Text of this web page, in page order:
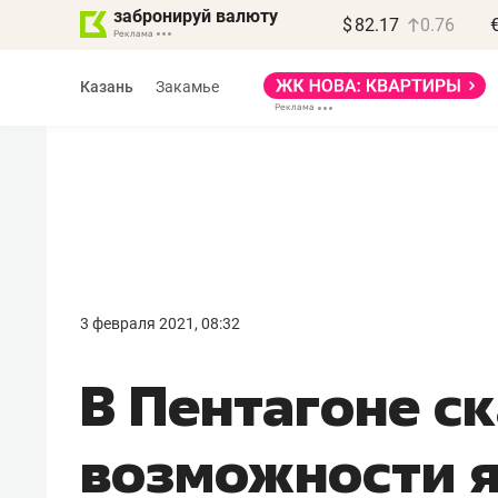
забронируй валюту $ 82.17 0.76
Казань Закамье
3 февраля 2021, 08:32
В Пентагоне
возможности
правил, бизнес может
потерять минимум